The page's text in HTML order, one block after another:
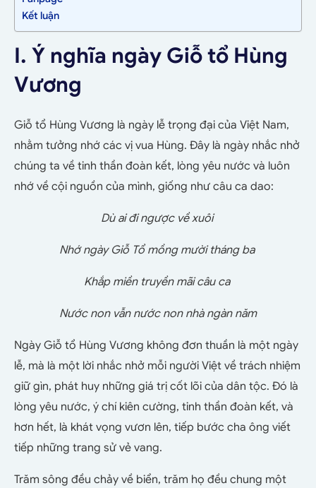
Kết luận
I. Ý nghĩa ngày Giỗ tổ Hùng
Vương
Giỗ tổ Hùng Vương là ngày lễ trọng đại của Việt Nam,
nhằm tưởng nhớ các vị vua Hùng. Đây là ngày nhắc nhở
chúng ta về tinh thần đoàn kết, lòng yêu nước và luôn
nhớ về cội nguồn của mình, giống như câu ca dao:
Dù ai đi ngược về xuôi
Nhớ ngày Giỗ Tổ mồng mười tháng ba
Khắp miền truyền mãi câu ca
Nước non vẫn nước non nhà ngàn năm
Ngày Giỗ tổ Hùng Vương không đơn thuần là một ngày
lễ, mà là một lời nhắc nhở mỗi người Việt về trách nhiệm
giữ gìn, phát huy những giá trị cốt lõi của dân tộc. Đó là
lòng yêu nước, ý chí kiên cường, tinh thần đoàn kết, và
hơn hết, là khát vọng vươn lên, tiếp bước cha ông viết
tiếp những trang sử vẻ vang.
Trăm sông đều chảy về biển, trăm họ đều chung một